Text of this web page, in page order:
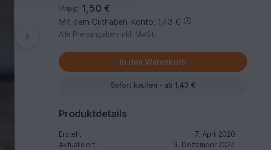
Preis: 1,50 €
Mit dem Guthaben-Konto: 1,43 €
Alle Preisangaben inkl. MwSt.
Sofort kaufen - ab 1,43 €
Produktdetails
Erstellt
7. April 2020
Aktualisiert
9. Dezember 2024